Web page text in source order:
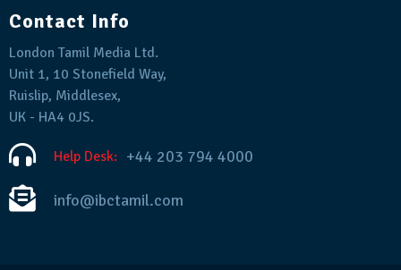
Contact Info
London Tamil Media Ltd.
Unit 1, 10 Stonefield Way,
Ruislip, Middlesex,
UK - HA4 0JS.
Help Desk: +44 203 794 4000
info@ibctamil.com